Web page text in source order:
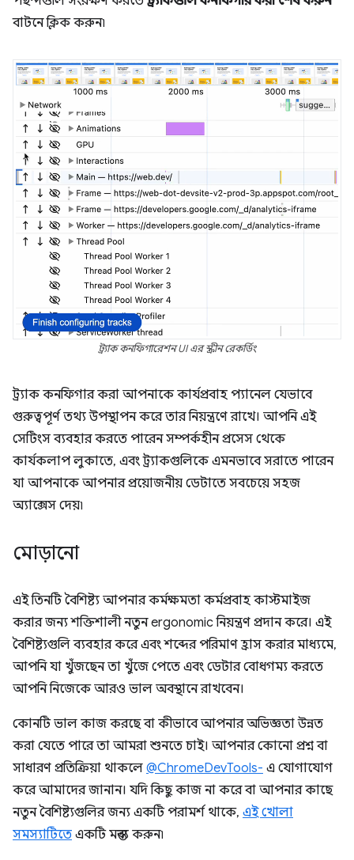
বাটনে ক্লিক করুন৷
ট্র্যাক কনফিগারেশন UI এর স্ক্রীন রেকর্ডিং
ট্র্যাক কনফিগার করা আপনাকে কার্যপ্রবাহ প্যানেল যেভাবে
গুরুত্বপূর্ণ তথ্য উপস্থাপন করে তার নিয়ন্ত্রণে রাখে। আপনি এই
সেটিংস ব্যবহার করতে পারেন সম্পর্কহীন প্রসেস থেকে
কার্যকলাপ লুকাতে, এবং ট্র্যাকগুলিকে এমনভাবে সরাতে পারেন
যা আপনাকে আপনার প্রয়োজনীয় ডেটাতে সবচেয়ে সহজ
অ্যাক্সেস দেয়৷
মোড়ানো
এই তিনটি বৈশিষ্ট্য আপনার কর্মক্ষমতা কর্মপ্রবাহ কাস্টমাইজ
করার জন্য শক্তিশালী নতুন ergonomic নিয়ন্ত্রণ প্রদান করে। এই
বৈশিষ্ট্যগুলি ব্যবহার করে এবং শব্দের পরিমাণ হ্রাস করার মাধ্যমে,
আপনি যা খুঁজছেন তা খুঁজে পেতে এবং ডেটার বোধগম্য করতে
আপনি নিজেকে আরও ভাল অবস্থানে রাখবেন।
কোনটি ভাল কাজ করছে বা কীভাবে আপনার অভিজ্ঞতা উন্নত
করা যেতে পারে তা আমরা শুনতে চাই। আপনার কোনো প্রশ্ন বা
সাধারণ প্রতিক্রিয়া থাকলে @ChromeDevTools- এ যোগাযোগ
করে আমাদের জানান। যদি কিছু কাজ না করে বা আপনার কাছে
নতুন বৈশিষ্ট্যগুলির জন্য একটি পরামর্শ থাকে, এই খোলা
সমস্যাটিতে একটি মন্তব্য করুন৷